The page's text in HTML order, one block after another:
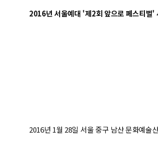
2016년 서울예대 '제2회 앞으로 페스티벌'
2016년 1월 28일 서울 중구 남산 문화예술